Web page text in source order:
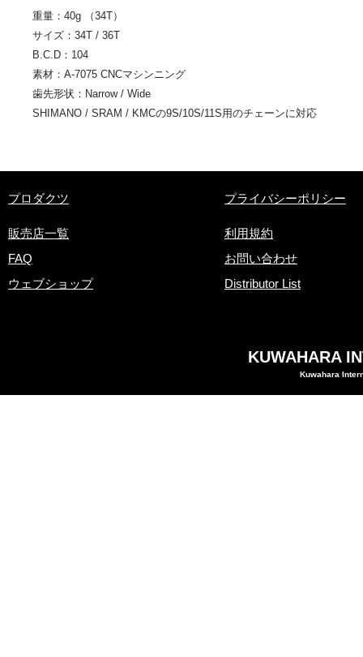
重量：40g （34T）
サイズ：34T / 36T
B.C.D：104
素材：A-7075 CNCマシンニング
​歯先形状：Narrow / Wide
SHIMANO / SRAM / KMCの9S/10S/11S用のチェーンに対応
​プロダクツ
販売店一覧
FAQ
ウェブショップ
プライバシーポリシー
利用規約
お問い合わせ
Distributor List
Kuwahara
KUWAHARA